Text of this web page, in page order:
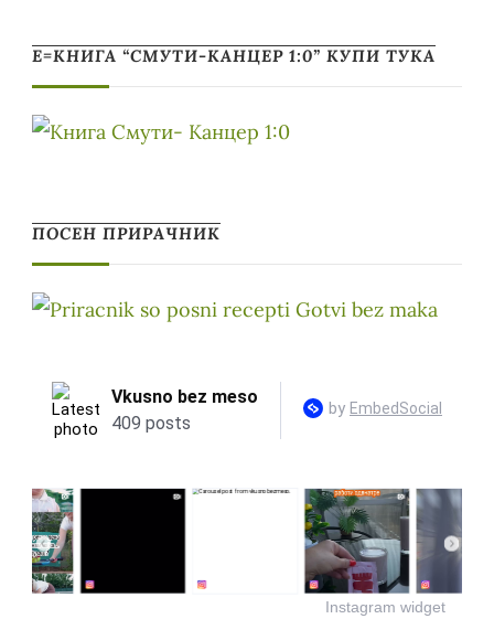
Е=КНИГА “СМУТИ-КАНЦЕР 1:0” КУПИ ТУКА
ПОСЕН ПРИРАЧНИК
Instagram widget